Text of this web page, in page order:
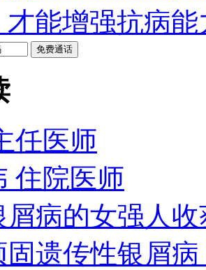
才能增强抗病能
任医师
住院医师
屑病的女强人
固遗传性银屑